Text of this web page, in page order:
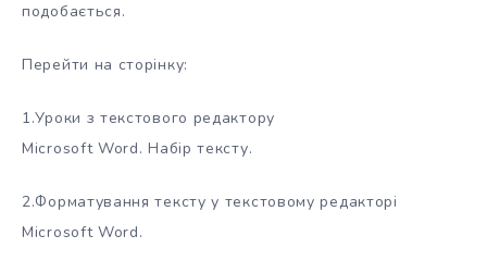
подобається.
Перейти на сторінку:
1.Уроки з текстового редактору
Microsoft Word. Набір тексту.
2.Форматування тексту у текстовому редакторі
Microsoft Word.